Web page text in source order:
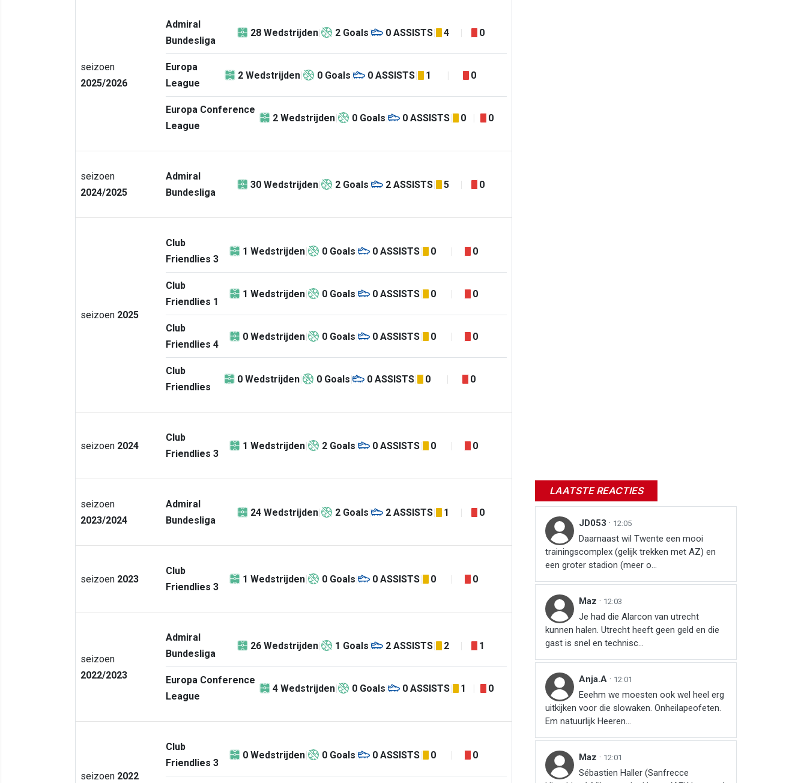
seizoen
2025/2026
Admiral
Bundesliga
28 Wedstrijden 2 Goals 0 ASSISTS 4 0
Europa
League
2 Wedstrijden 0 Goals 0 ASSISTS 1 0
Europa Conference
League
2 Wedstrijden 0 Goals 0 ASSISTS 0 0
seizoen
2024/2025
Admiral
Bundesliga
30 Wedstrijden 2 Goals 2 ASSISTS 5 0
seizoen 2025
Club
Friendlies 3
1 Wedstrijden 0 Goals 0 ASSISTS 0 0
Club
Friendlies 1
1 Wedstrijden 0 Goals 0 ASSISTS 0 0
Club
Friendlies 4
0 Wedstrijden 0 Goals 0 ASSISTS 0 0
Club
Friendlies
0 Wedstrijden 0 Goals 0 ASSISTS 0 0
seizoen 2024
Club
Friendlies 3
1 Wedstrijden 2 Goals 0 ASSISTS 0 0
seizoen
2023/2024
Admiral
Bundesliga
24 Wedstrijden 2 Goals 2 ASSISTS 1 0
seizoen 2023
Club
Friendlies 3
1 Wedstrijden 0 Goals 0 ASSISTS 0 0
seizoen
2022/2023
Admiral
Bundesliga
26 Wedstrijden 1 Goals 2 ASSISTS 2 1
Europa Conference
League
4 Wedstrijden 0 Goals 0 ASSISTS 1 0
seizoen 2022
Club
Friendlies 3
0 Wedstrijden 0 Goals 0 ASSISTS 0 0
LAATSTE REACTIES
JD053 · 12:05
Daarnaast wil Twente een mooi
trainingscomplex (gelijk trekken met AZ) en
een groter stadion (meer o...
Maz · 12:03
Je had die Alarcon van utrecht
kunnen halen. Utrecht heeft geen geld en die
gast is snel en technisc...
Anja.A · 12:01
Eeehm we moesten ook wel heel erg
uitkijken voor die slowaken. Onheilapeofeten.
Em natuurlijk Heeren...
Maz · 12:01
Sébastien Haller (Sanfrecce